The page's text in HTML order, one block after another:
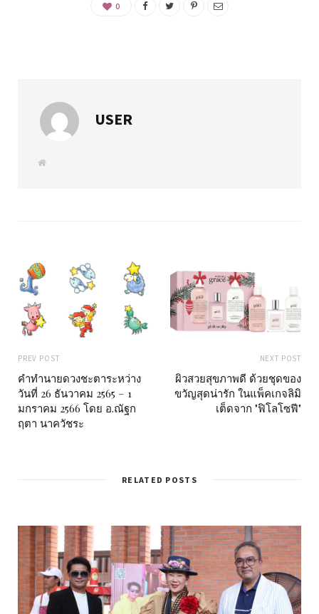
0
USER
W
PREV POST
คำทำนายดวงชะตาระหว่าง
วันที่ 26 ธันวาคม 2565 – 1
มกราคม 2566 โดย อ.ณัฐก
ฤตา นาควัชระ
NEXT POST
ผิวสวยสุขภาพดี ด้วยชุดของ
ขวัญสุดน่ารัก ในแพ็คเกจลิมิ
เต็ดจาก "ฟิโลโซฟี"
RELATED POSTS